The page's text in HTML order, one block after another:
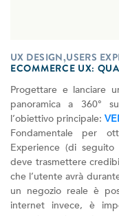
UX DESIGN,USERS
ECOMMERCE UX:
Progettare e lanciare
panoramica a 360°
l’obiettivo principale:
Fondamentale per
Experience (di seguito
deve trasmettere
che l’utente avrà
un negozio reale è
internet invece, è